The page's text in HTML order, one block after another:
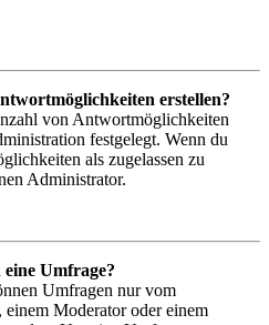
erstellen?
von Antwortmöglichkeiten
festgelegt. Wenn du
als zugelassen zu
Administrator.
Umfrage?
Umfragen nur vom
einem Moderator oder einem